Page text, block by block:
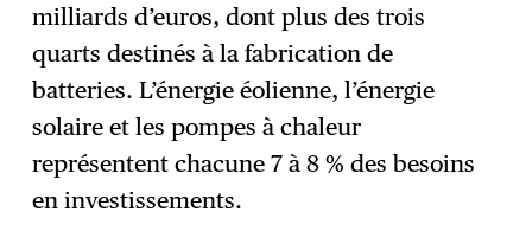
milliards d’euros, dont plus des trois
quarts destinés à la fabrication de
batteries. L’énergie éolienne, l’énergie
solaire et les pompes à chaleur
représentent chacune 7 à 8 % des besoins
en investissements.